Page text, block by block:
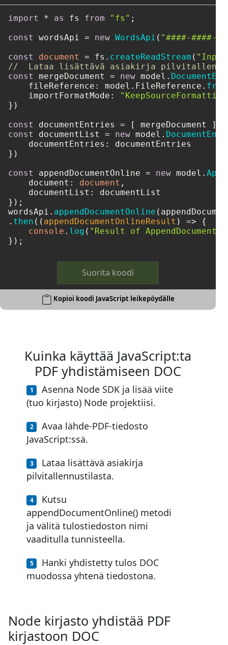
import * as fs from "fs" ;
const
wordsApi = new WordsApi ( "####-####-
const
document = fs. createReadStream (
//  Lataa lisättävä asiakirja
const
mergeDocument = new model.
fileReference : model. FileReference .
importFormatMode :
})
const
const
documentList = new model.
documentEntries : documentEntries
})
const
appendDocumentOnline = new model.
document : document ,
documentList : documentList
});
wordsApi. appendDocumentOnline
. then ( ( appendDocumentOnlineResult ) => {
console . log ( "Result of
Suorita koodi
Kopioi koodi JavaScript leikepöydälle
Kuinka käyttää JavaScript:ta
PDF yhdistämiseen DOC
Asenna Node SDK ja lisää viite
(tuo kirjasto) Node projektiisi.
Avaa lähde-PDF-tiedosto
JavaScript:ssä.
Lataa lisättävä asiakirja
pilvitallennustilasta.
Kutsu
appendDocumentOnline() metodi
ja välitä tulostiedoston nimi
vaaditulla tunnisteella.
Hanki yhdistetty tulos DOC
muodossa yhtenä tiedostona.
Node kirjasto yhdistää PDF
kirjastoon DOC